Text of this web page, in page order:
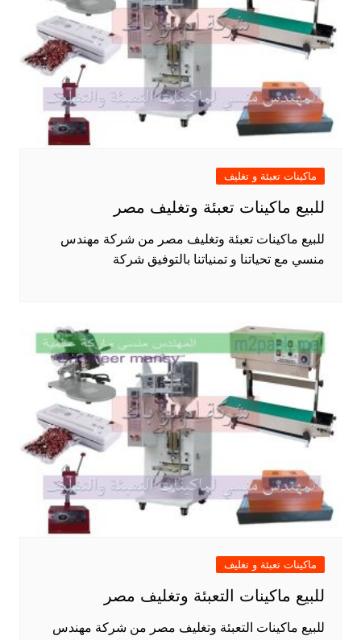
ماكينات تعبئة و تغليف
للبيع ماكينات تعبئة وتغليف مصر
للبيع ماكينات تعبئة وتغليف مصر من شركة مهندس
منسي مع تحياتنا و تمنياتنا بالتوفيق شركة
ماكينات تعبئة و تغليف
للبيع ماكينات التعبئة وتغليف مصر
للبيع ماكينات التعبئة وتغليف مصر من شركة مهندس